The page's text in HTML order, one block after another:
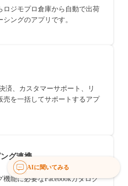
ロジモプロ倉庫から自動で出荷
ングのアプリです。
済、カスタマーサポート、リ
売を一括してサポートするアプ
グ連携
機能に必要なFacebookカタログ
AIに聞いてみる